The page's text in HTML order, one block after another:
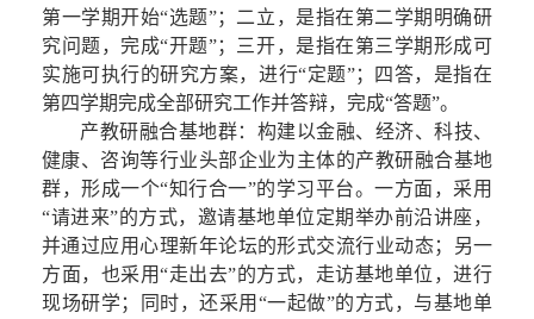
第一学期开始“选题”；二立，是指在第二学期明确研
究问题，完成“开题”；三开，是指在第三学期形成可
实施可执行的研究方案，进行“定题”；四答，是指在
第四学期完成全部研究工作并答辩，完成“答题”。
产教研融合基地群：构建以金融、经济、科技、
健康、咨询等行业头部企业为主体的产教研融合基地
群，形成一个“知行合一”的学习平台。一方面，采用
“请进来”的方式，邀请基地单位定期举办前沿讲座，
并通过应用心理新年论坛的形式交流行业动态；另一
方面，也采用“走出去”的方式，走访基地单位，进行
现场研学；同时，还采用“一起做”的方式，与基地单